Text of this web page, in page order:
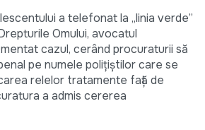
a telefonat la „linia verde”
Omului, avocatul
cazul, cerând procuraturii să
pe numele poliţiştilor care se
relelor tratamente faţă de
a admis cererea